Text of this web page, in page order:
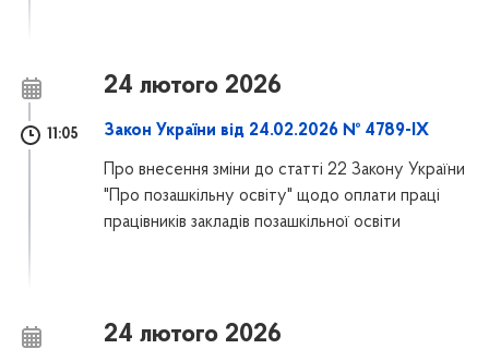
24 лютого 2026
11:05 Закон України від 24.02.2026 № 4789-IX
Про внесення зміни до статті 22 Закону України
"Про позашкільну освіту" щодо оплати праці
працівників закладів позашкільної освіти
24 лютого 2026